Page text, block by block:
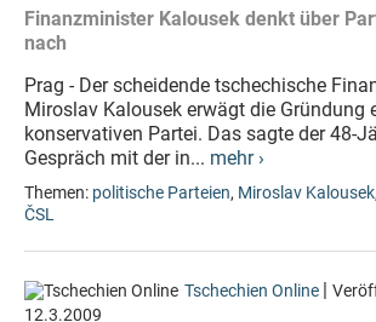
Finanzminister Kalousek denkt über
nach
Prag - Der scheidende tschechische
Miroslav Kalousek erwägt die Gründung
konservativen Partei. Das sagte der 48-
Gespräch mit der in... mehr ›
Themen: politische Parteien, Miroslav Kalousek,
ČSL
Tschechien Online |
12.3.2009